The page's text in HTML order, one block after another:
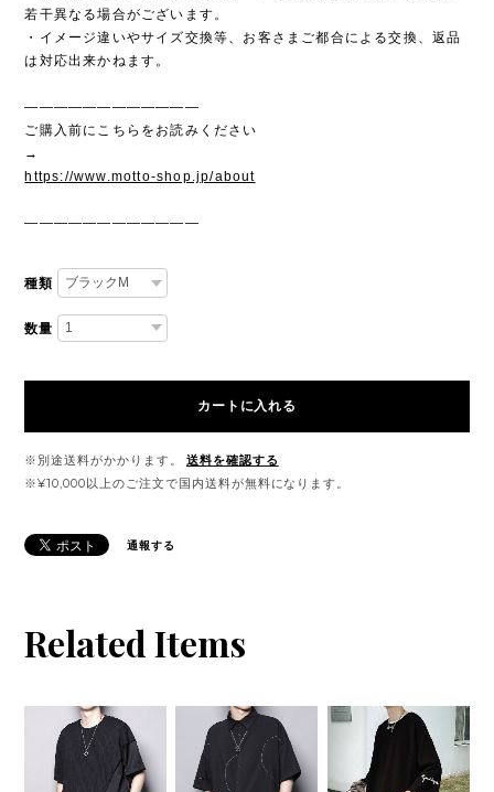
若干異なる場合がございます。
・イメージ違いやサイズ交換等、お客さまご都合による交換、返品
は対応出来かねます。
————————————
ご購入前にこちらをお読みください
→
https://www.motto-shop.jp/about
————————————
種類
数量
カートに入れる
※別途送料がかかります。
送料を確認する
※¥10,000以上のご注文で国内送料が無料になります。
通報する
Related Items